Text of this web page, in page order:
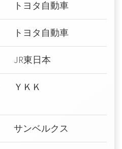
トヨタ自動車
トヨタ自動車
JR東日本
ＹＫＫ
サンベルクス